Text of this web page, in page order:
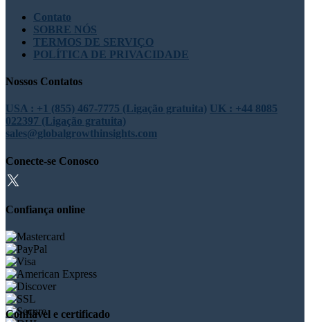
Contato
SOBRE NÓS
TERMOS DE SERVIÇO
POLÍTICA DE PRIVACIDADE
Nossos Contatos
USA : +1 (855) 467-7775 (Ligação gratuita) UK : +44 8085
022397 (Ligação gratuita)
sales@globalgrowthinsights.com
Conecte-se Conosco
Confiança online
Confiável e certificado